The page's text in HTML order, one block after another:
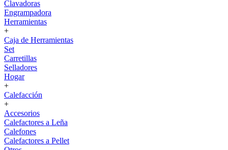
Clavadoras
Engrampadora
Herramientas
+
Caja de Herramientas
Set
Carretillas
Selladores
Hogar
+
Calefacción
+
Accesorios
Calefactores a Leña
Calefones
Calefactores a Pellet